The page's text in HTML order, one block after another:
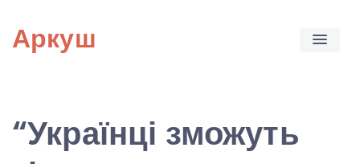
content
Аркуш
“Українці зможуть